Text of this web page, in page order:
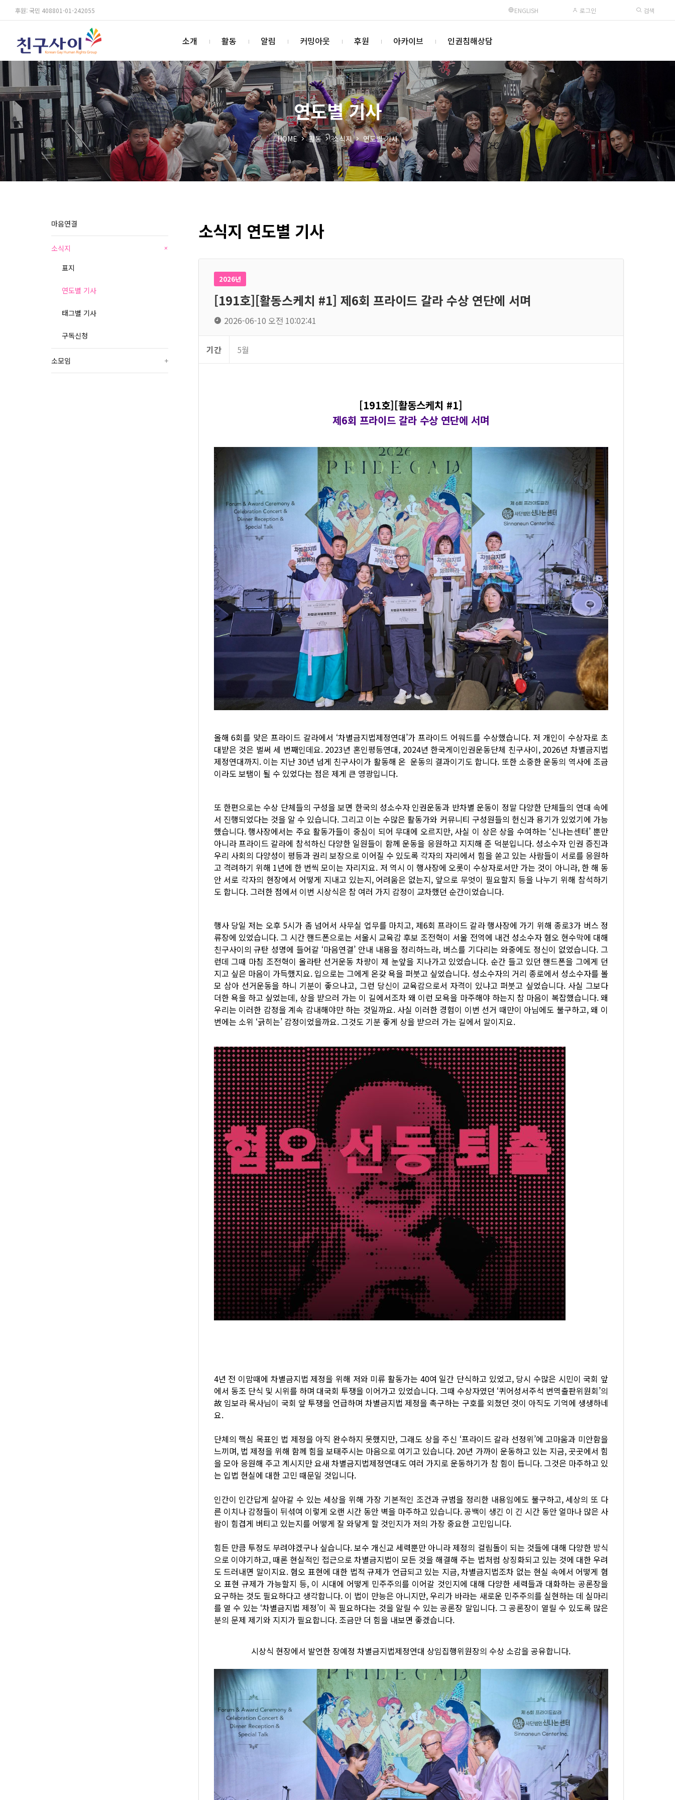
후원: 국민 408801-01-242055 ENGLISH 로그인 검색
소개 활동 알림 커밍아웃 후원 아카이브 인권침해상담
연도별 기사
HOME 활동 소식지 연도별 기사
마음연결
소식지 +
표지
연도별 기사
태그별 기사
구독신청
소모임 +
소식지 연도별 기사
2026년
[191호][활동스케치 #1] 제6회 프라이드 갈라 수상 연단에 서며
2026-06-10 오전 10:02:41
기간 5월
[191호][활동스케치 #1]
제6회 프라이드 갈라 수상 연단에 서며
올해 6회를 맞은 프라이드 갈라에서 ‘차별금지법제정연대’가 프라이드 어워드를 수상했습니다. 저 개인이 수상자로 초
대받은 것은 벌써 세 번째인데요. 2023년 혼인평등연대, 2024년 한국게이인권운동단체 친구사이, 2026년 차별금지법
제정연대까지. 이는 지난 30년 넘게 친구사이가 활동해 온 운동의 결과이기도 합니다. 또한 소중한 운동의 역사에 조금
이라도 보탬이 될 수 있었다는 점은 제게 큰 영광입니다.
또 한편으로는 수상 단체들의 구성을 보면 한국의 성소수자 인권운동과 반차별 운동이 정말 다양한 단체들의 연대 속에
서 진행되었다는 것을 알 수 있습니다. 그리고 이는 수많은 활동가와 커뮤니티 구성원들의 헌신과 용기가 있었기에 가능
했습니다. 행사장에서는 주요 활동가들이 중심이 되어 무대에 오르지만, 사실 이 상은 상을 수여하는 ‘신나는센터’ 뿐만
아니라 프라이드 갈라에 참석하신 다양한 일원들이 함께 운동을 응원하고 지지해 준 덕분입니다. 성소수자 인권 증진과
우리 사회의 다양성이 평등과 권리 보장으로 이어질 수 있도록 각자의 자리에서 힘을 쏟고 있는 사람들이 서로를 응원하
고 격려하기 위해 1년에 한 번씩 모이는 자리지요. 저 역시 이 행사장에 오롯이 수상자로서만 가는 것이 아니라, 한 해 동
안 서로 각자의 현장에서 어떻게 지내고 있는지, 어려움은 없는지, 앞으로 무엇이 필요할지 등을 나누기 위해 참석하기
도 합니다. 그러한 점에서 이번 시상식은 참 여러 가지 감정이 교차했던 순간이었습니다.
행사 당일 저는 오후 5시가 좀 넘어서 사무실 업무를 마치고, 제6회 프라이드 갈라 행사장에 가기 위해 종로3가 버스 정
류장에 있었습니다. 그 시간 핸드폰으로는 서울시 교육감 후보 조전혁이 서울 전역에 내건 성소수자 혐오 현수막에 대해
친구사이의 규탄 성명에 들어갈 ‘마음연결’ 안내 내용을 정리하느라, 버스를 기다리는 와중에도 정신이 없었습니다. 그
런데 그때 마침 조전혁이 올라탄 선거운동 차량이 제 눈앞을 지나가고 있었습니다. 순간 들고 있던 핸드폰을 그에게 던
지고 싶은 마음이 가득했지요. 입으로는 그에게 온갖 욕을 퍼붓고 싶었습니다. 성소수자의 거리 종로에서 성소수자를 볼
모 삼아 선거운동을 하니 기분이 좋으냐고, 그런 당신이 교육감으로서 자격이 있냐고 퍼붓고 싶었습니다. 사실 그보다
더한 욕을 하고 싶었는데, 상을 받으러 가는 이 길에서조차 왜 이런 모욕을 마주해야 하는지 참 마음이 복잡했습니다. 왜
우리는 이러한 감정을 계속 감내해야만 하는 것일까요. 사실 이러한 경험이 이번 선거 때만이 아님에도 불구하고, 왜 이
번에는 소위 ‘긁히는’ 감정이었을까요. 그것도 기분 좋게 상을 받으러 가는 길에서 말이지요.
4년 전 이맘때에 차별금지법 제정을 위해 저와 미류 활동가는 40여 일간 단식하고 있었고, 당시 수많은 시민이 국회 앞
에서 동조 단식 및 시위를 하며 대국회 투쟁을 이어가고 있었습니다. 그때 수상자였던 ‘퀴어성서주석 번역출판위원회’의
故 임보라 목사님이 국회 앞 투쟁을 언급하며 차별금지법 제정을 촉구하는 구호를 외쳤던 것이 아직도 기억에 생생하네
요.
단체의 핵심 목표인 법 제정을 아직 완수하지 못했지만, 그래도 상을 주신 ‘프라이드 갈라 선정위’에 고마움과 미안함을
느끼며, 법 제정을 위해 함께 힘을 보태주시는 마음으로 여기고 있습니다. 20년 가까이 운동하고 있는 지금, 곳곳에서 힘
을 모아 응원해 주고 계시지만 요새 차별금지법제정연대도 여러 가지로 운동하기가 참 힘이 듭니다. 그것은 마주하고 있
는 입법 현실에 대한 고민 때문일 것입니다.
인간이 인간답게 살아갈 수 있는 세상을 위해 가장 기본적인 조건과 규범을 정리한 내용임에도 불구하고, 세상의 또 다
른 이치나 감정들이 뒤섞여 이렇게 오랜 시간 동안 벽을 마주하고 있습니다. 공백이 생긴 이 긴 시간 동안 얼마나 많은 사
람이 힘겹게 버티고 있는지를 어떻게 잘 와닿게 할 것인지가 저의 가장 중요한 고민입니다.
힘든 만큼 투정도 부려야겠구나 싶습니다. 보수 개신교 세력뿐만 아니라 제정의 걸림돌이 되는 것들에 대해 다양한 방식
으로 이야기하고, 때론 현실적인 접근으로 차별금지법이 모든 것을 해결해 주는 법처럼 상징화되고 있는 것에 대한 우려
도 드러내면 말이지요. 혐오 표현에 대한 법적 규제가 언급되고 있는 지금, 차별금지법조차 없는 현실 속에서 어떻게 혐
오 표현 규제가 가능할지 등, 이 시대에 어떻게 민주주의를 이어갈 것인지에 대해 다양한 세력들과 대화하는 공론장을
요구하는 것도 필요하다고 생각합니다. 이 법이 만능은 아니지만, 우리가 바라는 새로운 민주주의를 실현하는 데 실마리
를 열 수 있는 ‘차별금지법 제정’이 꼭 필요하다는 것을 알릴 수 있는 공론장 말입니다. 그 공론장이 열릴 수 있도록 많은
분의 문제 제기와 지지가 필요합니다. 조금만 더 힘을 내보면 좋겠습니다.
시상식 현장에서 발언한 장예정 차별금지법제정연대 상임집행위원장의 수상 소감을 공유합니다.